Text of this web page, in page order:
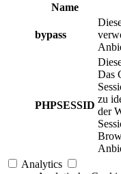
Name
bypass
PHPSESSID
Das
zu
der
Analytics